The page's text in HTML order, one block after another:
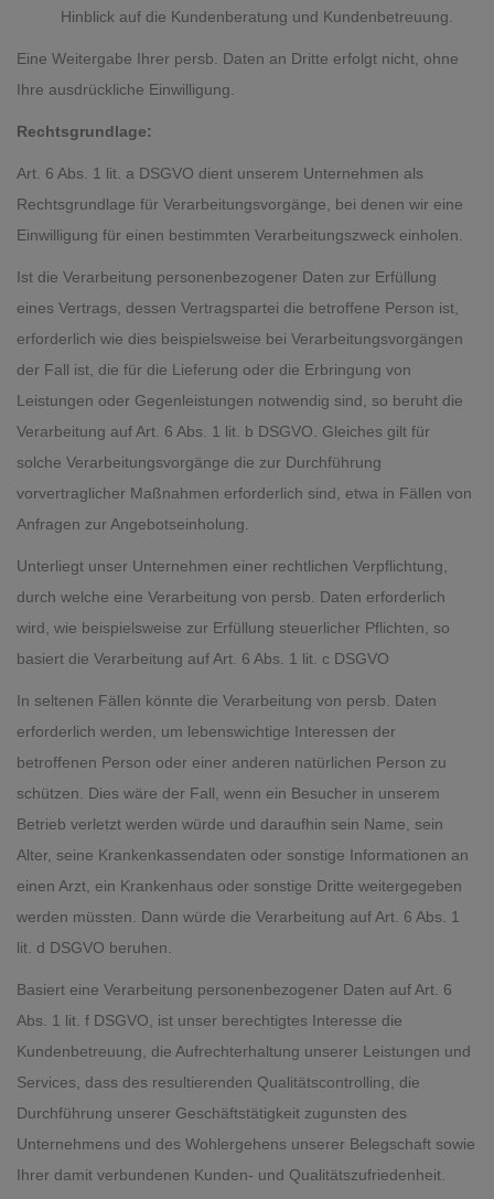
Hinblick auf die Kundenberatung und Kundenbetreuung.
Eine Weitergabe Ihrer persb. Daten an Dritte erfolgt nicht, ohne
Ihre ausdrückliche Einwilligung.
Rechtsgrundlage:
Art. 6 Abs. 1 lit. a DSGVO dient unserem Unternehmen als
Rechtsgrundlage für Verarbeitungsvorgänge, bei denen wir eine
Einwilligung für einen bestimmten Verarbeitungszweck einholen.
Ist die Verarbeitung personenbezogener Daten zur Erfüllung
eines Vertrags, dessen Vertragspartei die betroffene Person ist,
erforderlich wie dies beispielsweise bei Verarbeitungsvorgängen
der Fall ist, die für die Lieferung oder die Erbringung von
Leistungen oder Gegenleistungen notwendig sind, so beruht die
Verarbeitung auf Art. 6 Abs. 1 lit. b DSGVO. Gleiches gilt für
solche Verarbeitungsvorgänge die zur Durchführung
vorvertraglicher Maßnahmen erforderlich sind, etwa in Fällen von
Anfragen zur Angebotseinholung.
Unterliegt unser Unternehmen einer rechtlichen Verpflichtung,
durch welche eine Verarbeitung von persb. Daten erforderlich
wird, wie beispielsweise zur Erfüllung steuerlicher Pflichten, so
basiert die Verarbeitung auf Art. 6 Abs. 1 lit. c DSGVO
In seltenen Fällen könnte die Verarbeitung von persb. Daten
erforderlich werden, um lebenswichtige Interessen der
betroffenen Person oder einer anderen natürlichen Person zu
schützen. Dies wäre der Fall, wenn ein Besucher in unserem
Betrieb verletzt werden würde und daraufhin sein Name, sein
Alter, seine Krankenkassendaten oder sonstige Informationen an
einen Arzt, ein Krankenhaus oder sonstige Dritte weitergegeben
werden müssten. Dann würde die Verarbeitung auf Art. 6 Abs. 1
lit. d DSGVO beruhen.
Basiert eine Verarbeitung personenbezogener Daten auf Art. 6
Abs. 1 lit. f DSGVO, ist unser berechtigtes Interesse die
Kundenbetreuung, die Aufrechterhaltung unserer Leistungen und
Services, dass des resultierenden Qualitätscontrolling, die
Durchführung unserer Geschäftstätigkeit zugunsten des
Unternehmens und des Wohlergehens unserer Belegschaft sowie
Ihrer damit verbundenen Kunden- und Qualitätszufriedenheit.